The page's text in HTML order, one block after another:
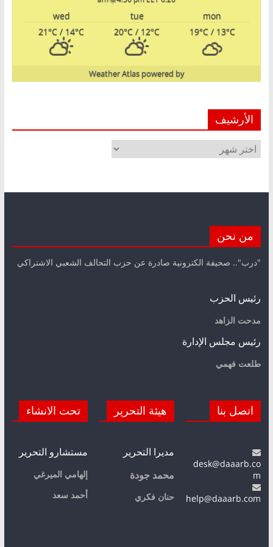
mon
tue
wed
19°C/ 13°C
20°C / 12°C
21°C / 14°C
powered by
Weather Atlas
الأرشيف
الأرشيف
من نحن
"درب".. صحيفة الكترونية صادرة عن حزب التحالف الشعبي الاشتراكي
رئيس الحزب
مدحت الزاهد
رئيس مجلس الإدارة
طلعت فهمي
اتصل بنا
desk@daaarb.co
m
help@daaarb.com
هيئة التحرير
مديرا التحرير
محمد جودة
حنان فكري
تحت الانشاء
مستشارو التحرير
إلهامي الميرغي
أحمد سعد